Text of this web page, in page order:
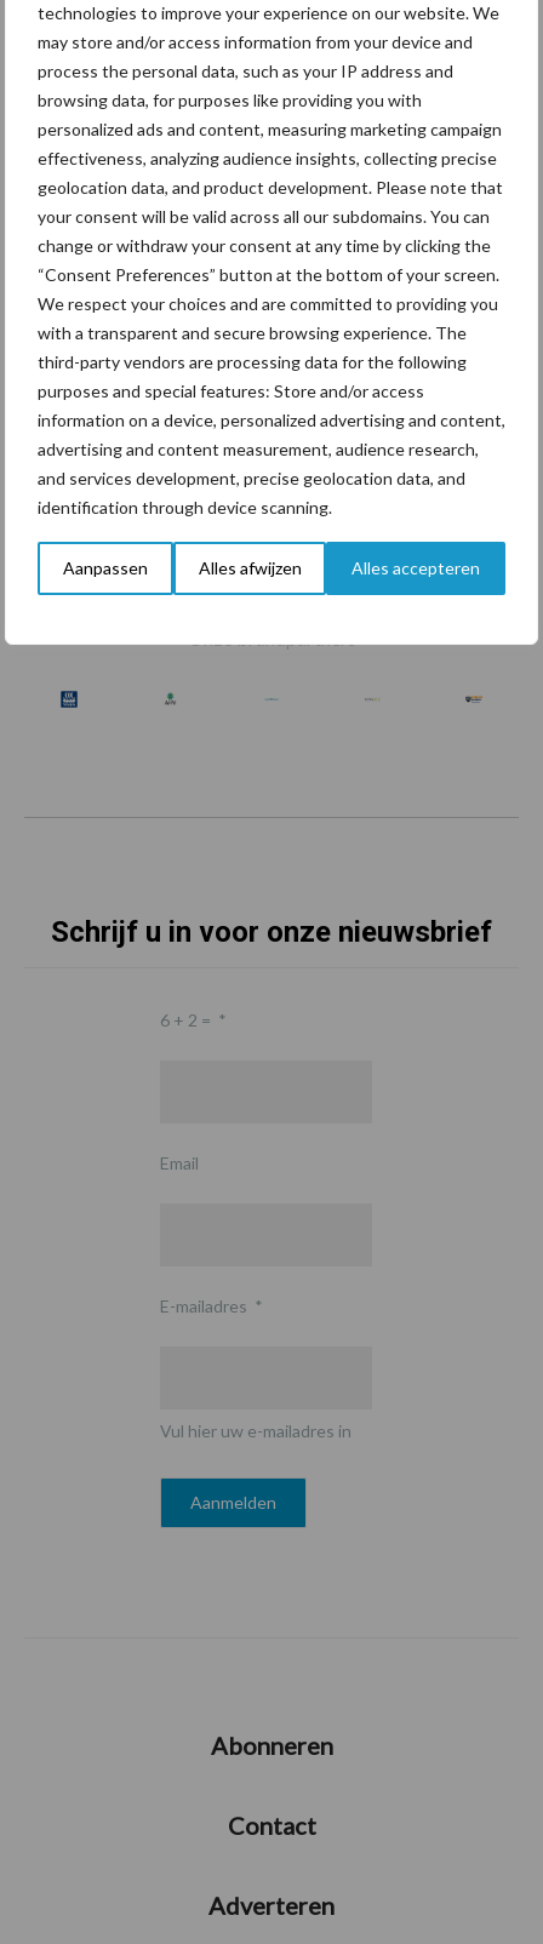
technologies to improve your experience on our website. We
may store and/or access information from your device and
process the personal data, such as your IP address and
browsing data, for purposes like providing you with
personalized ads and content, measuring marketing campaign
effectiveness, analyzing audience insights, collecting precise
geolocation data, and product development. Please note that
your consent will be valid across all our subdomains. You can
change or withdraw your consent at any time by clicking the
“Consent Preferences” button at the bottom of your screen.
We respect your choices and are committed to providing you
with a transparent and secure browsing experience. The
third-party vendors are processing data for the following
purposes and special features: Store and/or access
information on a device, personalized advertising and content,
advertising and content measurement, audience research,
and services development, precise geolocation data, and
identification through device scanning.
Aanpassen Alles afwijzen Alles accepteren
Themapagina's
Diergezondheid Bemesting Fokkerij
Mastitis Hittestress
Toon meer
Schrijf u in voor onze nieuwsbrief
6 + 2 = *
Email
E-mailadres *
Vul hier uw e-mailadres in
Abonneren
Contact
Adverteren